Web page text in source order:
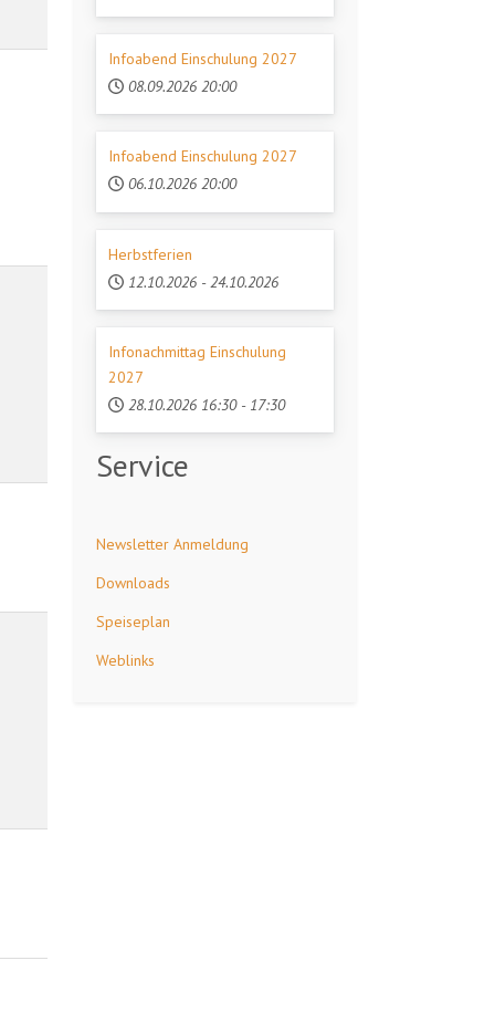
Infoabend Einschulung 2027
08.09.2026 20:00
Infoabend Einschulung 2027
06.10.2026 20:00
Herbstferien
12.10.2026 - 24.10.2026
Infonachmittag Einschulung
2027
28.10.2026 16:30 - 17:30
Service
Newsletter Anmeldung
Downloads
Speiseplan
Weblinks